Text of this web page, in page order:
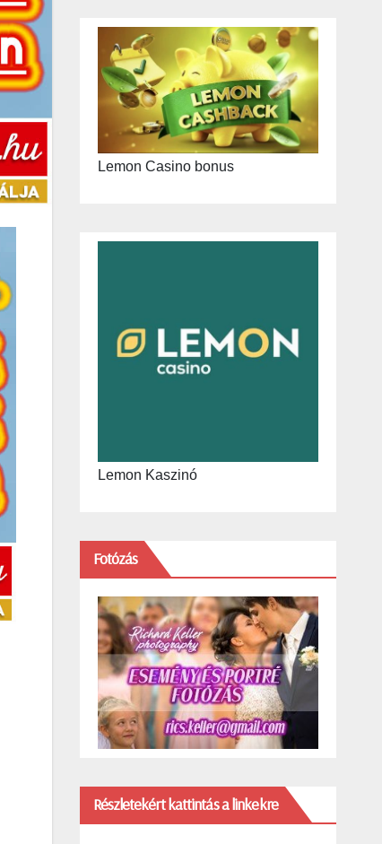
Lemon Casino bonus
Lemon Kaszinó
Fotózás
Részletekért kattintás a linkekre